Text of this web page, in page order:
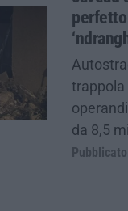
perfetto
trappola
da 8,5